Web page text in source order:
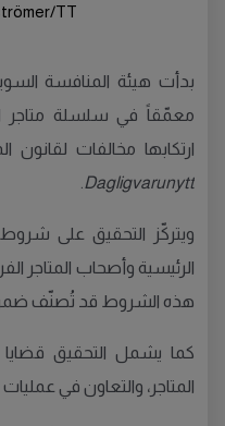
TT
ارتكابها مخالفات لقانون
Dagligvarunytt
الرئيسية وأصحاب المتاجر
هذه الشروط قد تُصنّف ضمن
كما يشمل التحقيق قضايا
المتاجر، والتعاون في عمليات